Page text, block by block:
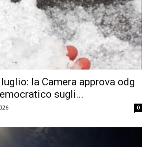
la Camera approva odg
sugli...
0